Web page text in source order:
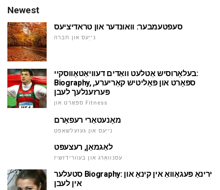
Newest
סעפטעמבער: וואונדער און טראדיציעס
נייַעס און חברה
בעלאָרוסיש אַטלעט וואַדים דעוויאַטאָווסקיי:
Biography, ספּאָרט און פּאָליטיש קאַריערע,
פּערזענלעך לעבן
ספּאָרט און Fitness
מאָנעטאַרי רעפאָרם
נייַעס און געזעלשאפט
לאַגמאַן, רעצעפּט
עסנוואַרג און בעוורידזשיז
סטעלער Biography: ירינאַ פּעגאָוואַ אין קינאָ און
אין לעבן